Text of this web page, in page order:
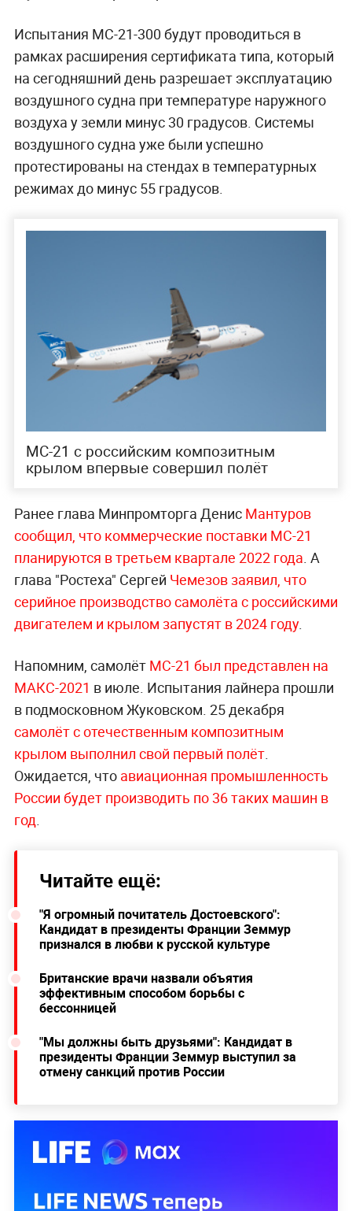
Испытания МС-21-300 будут проводиться в
рамках расширения сертификата типа, который
на сегодняшний день разрешает эксплуатацию
воздушного судна при температуре наружного
воздуха у земли минус 30 градусов. Системы
воздушного судна уже были успешно
протестированы на стендах в температурных
режимах до минус 55 градусов.
МС-21 с российским композитным
крылом впервые совершил полёт
Ранее глава Минпромторга Денис Мантуров
сообщил, что коммерческие поставки МС-21
планируются в третьем квартале 2022 года. А
глава "Ростеха" Сергей Чемезов заявил, что
серийное производство самолёта с российскими
двигателем и крылом запустят в 2024 году.
Напомним, самолёт МС-21 был представлен на
МАКС-2021 в июле. Испытания лайнера прошли
в подмосковном Жуковском. 25 декабря
самолёт с отечественным композитным
крылом выполнил свой первый полёт.
Ожидается, что авиационная промышленность
России будет производить по 36 таких машин в
год.
Читайте ещё:
"Я огромный почитатель Достоевского":
Кандидат в президенты Франции Земмур
признался в любви к русской культуре
Британские врачи назвали объятия
эффективным способом борьбы с
бессонницей
"Мы должны быть друзьями": Кандидат в
президенты Франции Земмур выступил за
отмену санкций против России